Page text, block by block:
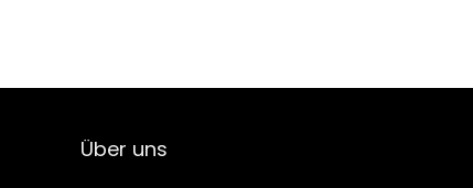
Über uns